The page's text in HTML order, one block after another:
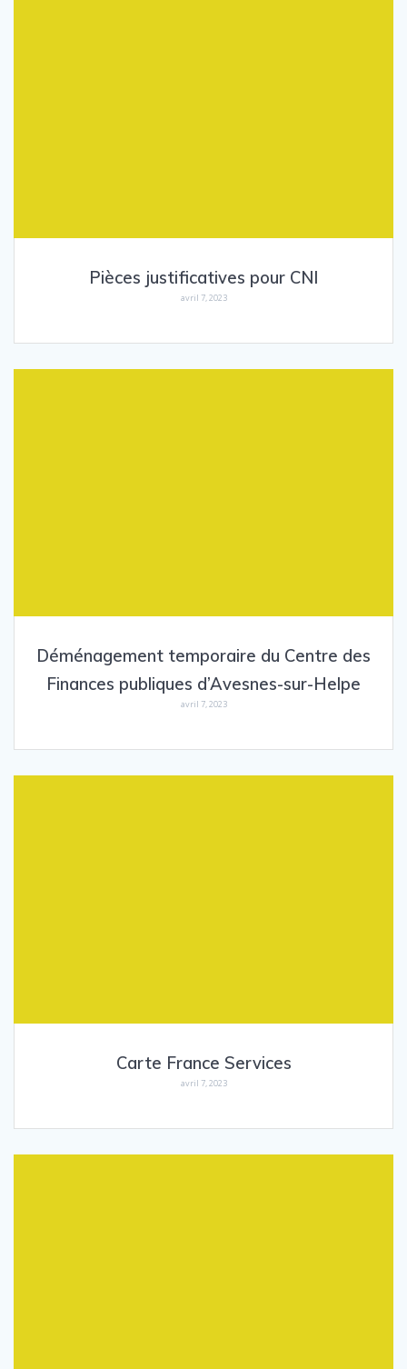
Pièces justificatives pour CNI
avril 7, 2023
Déménagement temporaire du Centre des
Finances publiques d’Avesnes-sur-Helpe
avril 7, 2023
Carte France Services
avril 7, 2023